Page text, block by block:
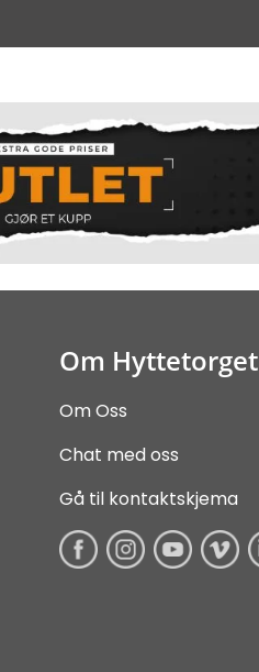
Om Hyttetorget
Om Oss
Chat med oss
Gå til kontaktskjema